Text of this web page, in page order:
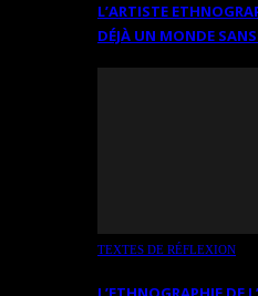
L’ARTISTE
DÉJÀ UN MONDE
TEXTES DE RÉFLEXION